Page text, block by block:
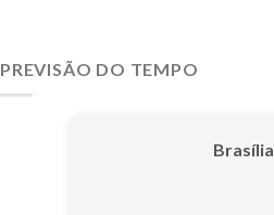
PREVISÃO DO TEMPO
Brasília